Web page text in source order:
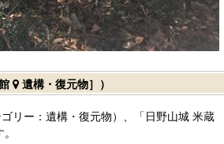
遺構・復元物］）
リー：遺構・復元物）、「日野山城 米蔵